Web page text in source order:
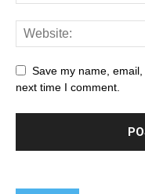
Save my name,
next time I comment.